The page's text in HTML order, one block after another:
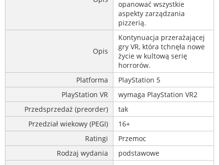
opanować wszystkie
aspekty zarządzania
pizzerią.
Opis
Kontynuacja przerażającej
gry VR, która tchnęła nowe
życie w kultową serię
horrorów.
Platforma
PlayStation 5
PlayStation VR
wymaga PlayStation VR2
Przedsprzedaż (preorder)
tak
Przedział wiekowy (PEGI)
16+
Ratingi
Przemoc
Rodzaj wydania
podstawowe